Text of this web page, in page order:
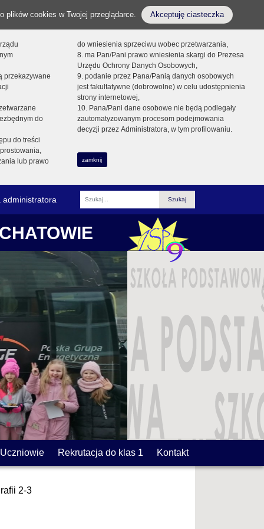
plików cookies w Twojej przeglądarce. Akceptuję ciasteczka
przekazywane
do
do treści
lub prawo
do wniesienia sprzeciwu wobec przetwarzania,
8. ma Pan/Pani prawo wniesienia skargi do Prezesa
Urzędu Ochrony Danych Osobowych,
9. podanie przez Pana/Panią danych osobowych
jest fakultatywne (dobrowolne) w celu udostępnienia
strony internetowej,
10. Pana/Pani dane osobowe nie będą podlegały
zautomatyzowanym procesom podejmowania
decyzji przez Administratora, w tym profilowaniu.
zamknij
Fraza
Uczniowie Rekrutacja do klas 1 Kontakt
2-3